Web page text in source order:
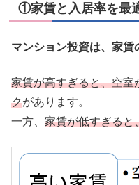
①家賃と入居率を最
マンション投資は、家賃
家賃が高すぎると、空室
クがあります。
一方、 家賃が低すぎると